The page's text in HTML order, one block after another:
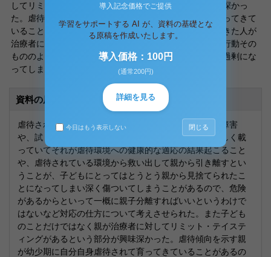
してリミット・テイスティングがあるという部分が興味深かっ
た。虐待傾向を示す親が幼少期に自分自身虐待されて育ってきて
いることがあるのは知っていたが、そういう経験をしてきた人が
治療者に対して猜疑心を抱いたり、まるで子どもの試し行動その
もののように、その欲求が治療者を圧倒してしまうほど過剰にな
ってしまうことがあるのには驚いた。
資料の原本内容
虐待された子どもがみせる問題行動や性格傾向が愛着障害
や、試し行動など、今まで知っていたこと以外にも詳しく載
っていてそれが虐待環境への健康的な適応の結果起こること
や、虐待されている環境から救い出して親から引き離すとい
うことが、子どもにとってはとうとう親から見捨てられたこ
とになってしまい深く傷ついてしまうことがあるので、危険
があるからといって一概に親子分離すればいいというわけで
はないなど対応の仕方について考えさせられた。また子ども
のことだけではなく親が治療者に対してリミット・テイステ
ィングがあるという部分が興味深かった。虐待傾向を示す親
が幼少期に自分自身虐待されて育ってきていることがあるの
導入記念価格でご提供
学習をサポートする AI が、資料の基礎とな
る原稿を作成いたします。
導入価格：100円
(通常200円)
詳細を見る
今日はもう表示しない 閉じる